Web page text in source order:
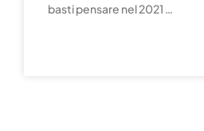
basti pensare nel 2021 …